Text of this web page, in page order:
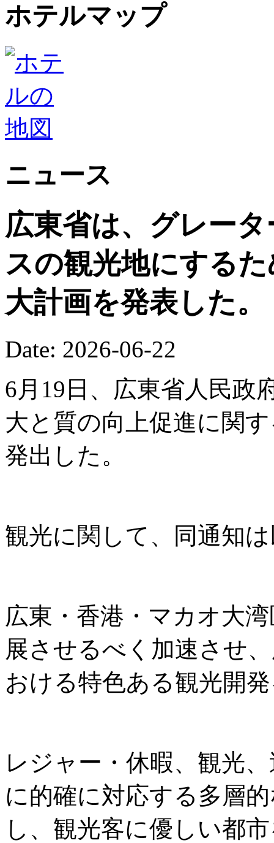
ホテルマップ
ニュース
広東省は、グレー
スの観光地にする
大計画を発表した。
Date: 2026-06-22
6月19日、広東省人民政
大と質の向上促進に関
発出した。
観光に関して、同通知
広東・香港・マカオ大
展させるべく加速させ
おける特色ある観光開
レジャー・休暇、観光
に的確に対応する多層
し、観光客に優しい都